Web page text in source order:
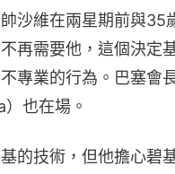
沙維在兩星期前與35
再需要他，這個決定
專業的行為。巴塞會
也在場。
的技術，但他擔心碧